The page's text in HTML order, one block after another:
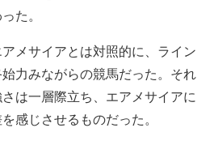
た。
メサイアとは対照的に、ライン
力みながらの競馬だった。それ
は一層際立ち、エアメサイアに
感じさせるものだった。